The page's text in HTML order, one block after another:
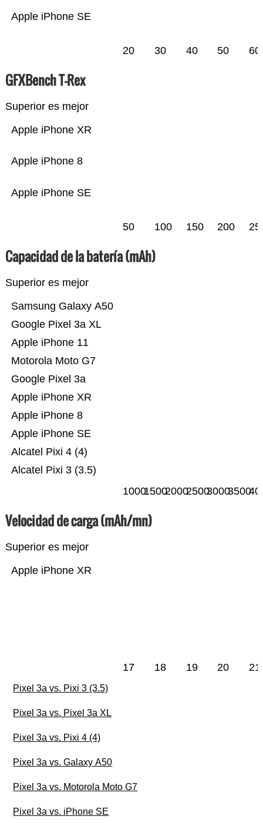
Apple iPhone SE
20 30 40 50 60
GFXBench T-Rex
Superior es mejor
Apple iPhone SE
Apple iPhone 8
Apple iPhone XR
50 100 150 200
Capacidad de la batería (mAh)
Superior es mejor
Alcatel Pixi 3 (3.5)
Alcatel Pixi 4 (4)
Apple iPhone SE
Apple iPhone 8
Apple iPhone XR
Google Pixel 3a
Motorola Moto G7
Apple iPhone 11
Google Pixel 3a XL
Samsung Galaxy A50
100015002000250030003500
Velocidad de carga (mAh/mn)
Superior es mejor
Apple iPhone XR
17 18 19 20 21
Pixel 3a vs. Pixi 3 (3.5)
Pixel 3a vs. Pixel 3a XL
Pixel 3a vs. Pixi 4 (4)
Pixel 3a vs. Galaxy A50
Pixel 3a vs. Motorola Moto G7
Pixel 3a vs. iPhone SE